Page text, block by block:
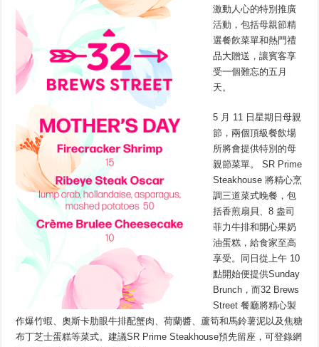
激動人心的特別推廣
活動，包括母親節精
選餐飮菜單和熱門禮
品大贈送，讓賓客享
受一個難忘的五月
天。
5 月 11 日星期日母親
節，兩個頂級餐飲場
所將會提供特別的母
親節菜單。 SR Prime
Steakhouse 將精心烹
調三道菜式晚餐，包
括香煎扇貝、8 盎司
菲力牛排和開心果奶
油蛋糕，給食家至高
享受。同日從上午 10
點開始便提供Sunday
Brunch，而32 Brews
Street 餐廳將精心製
作爆竹蝦、奧斯卡肋眼牛排配蟹肉、荷蘭醬、蘆筍和馬鈴薯泥以及焦糖
布丁芝士蛋糕等菜式。建議SR Prime Steakhouse預先留座，可登錄網